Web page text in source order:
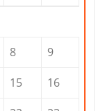
8
9
15
16